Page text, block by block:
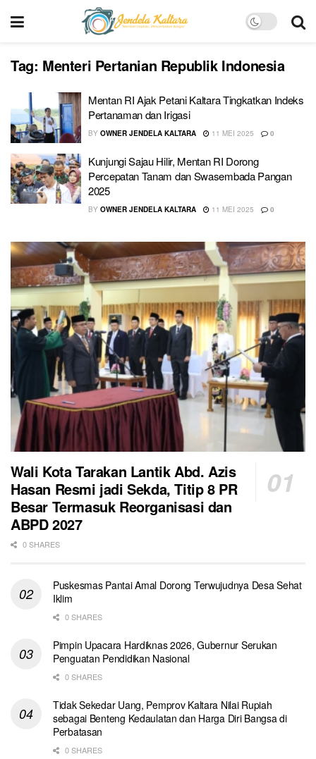
Tag: Menteri Pertanian Republik Indonesia
Mentan RI Ajak Petani Kaltara Tingkatkan Indeks
Pertanaman dan Irigasi
BY OWNER JENDELA KALTARA 11 MEI 2025 0
Kunjungi Sajau Hilir, Mentan RI Dorong
Percepatan Tanam dan Swasembada Pangan
2025
BY OWNER JENDELA KALTARA 11 MEI 2025 0
Wali Kota Tarakan Lantik Abd. Azis
Hasan Resmi jadi Sekda, Titip 8 PR
Besar Termasuk Reorganisasi dan
ABPD 2027
0 SHARES
Puskesmas Pantai Amal Dorong Terwujudnya Desa Sehat
Iklim
0 SHARES
Pimpin Upacara Hardiknas 2026, Gubernur Serukan
Penguatan Pendidikan Nasional
0 SHARES
Tidak Sekedar Uang, Pemprov Kaltara Nilai Rupiah
sebagai Benteng Kedaulatan dan Harga Diri Bangsa di
Perbatasan
0 SHARES